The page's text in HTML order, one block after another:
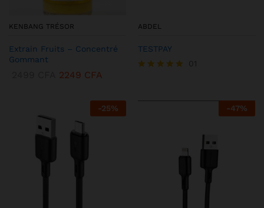
KENBANG TRÉSOR
Extrain Fruits – Concentré
Gommant
2249 CFA
ABDEL
TESTPAY
-25% -47%